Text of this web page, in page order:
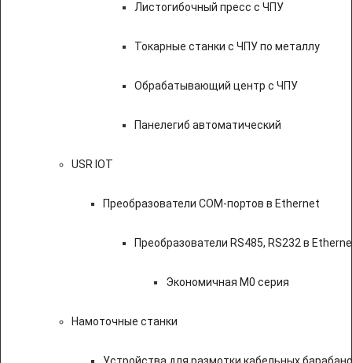
Листогибочный пресс с ЧПУ
Токарные станки с ЧПУ по металлу
Обрабатывающий центр с ЧПУ
Панелегиб автоматический
USR IOT
Преобразователи COM-портов в Ethernet
Преобразователи RS485, RS232 в
Экономичная M0 серия
Намоточные станки